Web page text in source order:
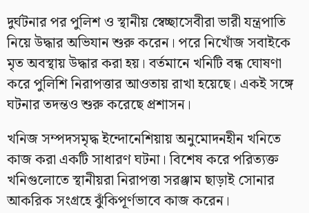
দুর্ঘটনার পর পুলিশ ও স্থানীয় স্বেচ্ছাসেবীরা ভারী যন্ত্রপাতি
নিয়ে উদ্ধার অভিযান শুরু করেন। পরে নিখোঁজ সবাইকে
মৃত অবস্থায় উদ্ধার করা হয়। বর্তমানে খনিটি বন্ধ ঘোষণা
করে পুলিশি নিরাপত্তার আওতায় রাখা হয়েছে। একই সঙ্গে
ঘটনার তদন্তও শুরু করেছে প্রশাসন।
খনিজ সম্পদসমৃদ্ধ ইন্দোনেশিয়ায় অনুমোদনহীন খনিতে
কাজ করা একটি সাধারণ ঘটনা। বিশেষ করে পরিত্যক্ত
খনিগুলোতে স্থানীয়রা নিরাপত্তা সরঞ্জাম ছাড়াই সোনার
আকরিক সংগ্রহে ঝুঁকিপূর্ণভাবে কাজ করেন।